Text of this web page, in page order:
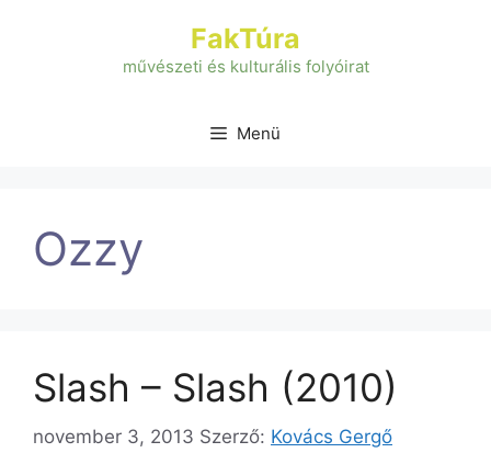
FakTúra
művészeti és kulturális folyóirat
Menü
Ozzy
Slash – Slash (2010)
november 3, 2013 Szerző: Kovács Gergő